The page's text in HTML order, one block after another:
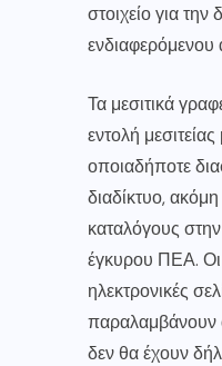
στοιχείο για
ενδιαφερόμενου
Τα μεσιτικά
εντολή
οποιαδήποτε
διαδίκτυο,
καταλόγους
έγκυρου ΠΕΑ. Οι
ηλεκτρονικές
παραλαμβάνουν
δεν θα έχουν